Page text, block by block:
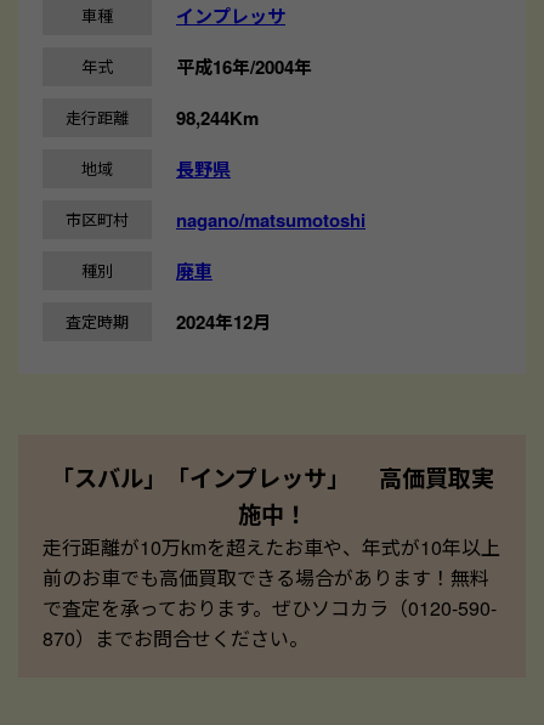
車種 インプレッサ
年式 平成16年/2004年
走行距離 98,244Km
地域 長野県
市区町村 nagano/matsumotoshi
種別 廃車
査定時期 2024年12月
「スバル」「インプレッサ」 高価買取実
施中！
走行距離が10万kmを超えたお車や、年式が10年以上
前のお車でも高価買取できる場合があります！無料
で査定を承っております。ぜひソコカラ（0120-590-
870）までお問合せください。